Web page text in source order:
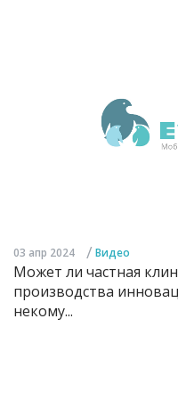
03 апр 2024 / Видео
Может ли частная
производства
некому...